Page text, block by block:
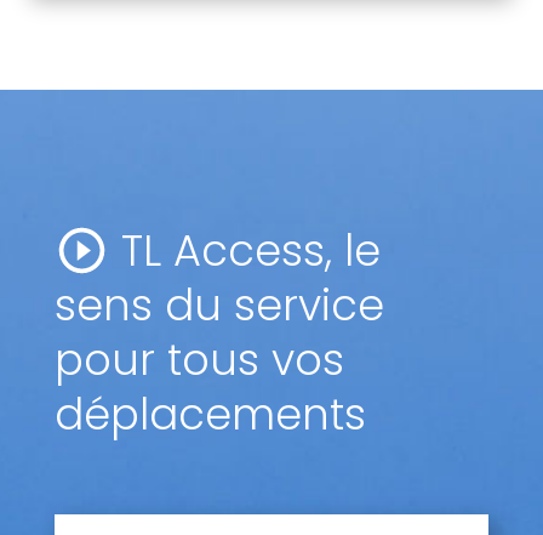
TL Access, le
sens du service
pour tous vos
déplacements